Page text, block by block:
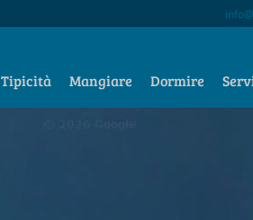
Tipicità Mangiare Dormire